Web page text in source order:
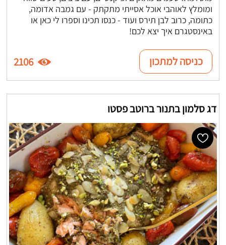
ומומלץ לאוהבי אוכל אסייתי מתקתק - עם גמבה אדומה,
כתומה, כרוב לבן תירס ועוד - כנסו תכינו וספרו לי כאן או
באינסטגרם איך יצא לכם!
כניסה למתכון 2106
דג סלמון בתנור ברוטב פסטו